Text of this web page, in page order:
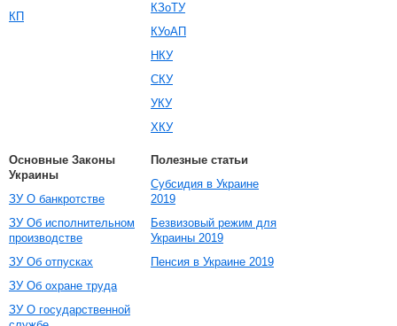
КП
КЗоТУ
КУоАП
НКУ
СКУ
УКУ
ХКУ
Основные Законы
Украины
ЗУ О банкротстве
ЗУ Об исполнительном
производстве
ЗУ Об отпусках
ЗУ Об охране труда
ЗУ О государственной
Полезные статьи
Субсидия в Украине
2019
Безвизовый режим для
Украины 2019
Пенсия в Украине 2019